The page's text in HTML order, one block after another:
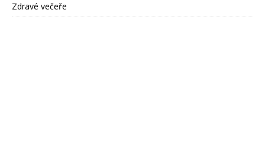
Zdravé večeře